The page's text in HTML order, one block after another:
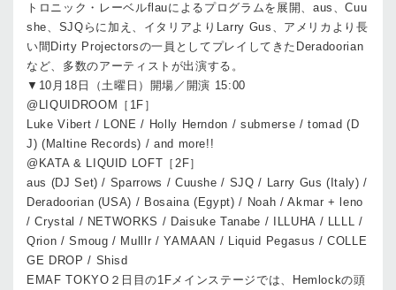
トロニック・レーベルflauによるプログラムを展開、aus、Cuu
she、SJQらに加え、イタリアよりLarry Gus、アメリカより長
い間Dirty Projectorsの一員としてプレイしてきたDeradoorian
など、多数のアーティストが出演する。
▼10月18日（土曜日）開場／開演 15:00
@LIQUIDROOM［1F］
Luke Vibert / LONE / Holly Herndon / submerse / tomad (D
J) (Maltine Records) / and more!!
@KATA & LIQUID LOFT［2F］
aus (DJ Set) / Sparrows / Cuushe / SJQ / Larry Gus (Italy) /
Deradoorian (USA) / Bosaina (Egypt) / Noah / Akmar + leno
/ Crystal / NETWORKS / Daisuke Tanabe / ILLUHA / LLLL /
Qrion / Smoug / Mulllr / YAMAAN / Liquid Pegasus / COLLE
GE DROP / Shisd
EMAF TOKYO２日目の1Fメインステージでは、Hemlockの頭